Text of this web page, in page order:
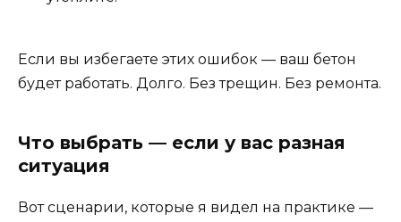
Если вы избегаете этих ошибок — ваш бетон
будет работать. Долго. Без трещин. Без ремонта.
Что выбрать — если у вас разная
ситуация
Вот сценарии, которые я видел на практике —